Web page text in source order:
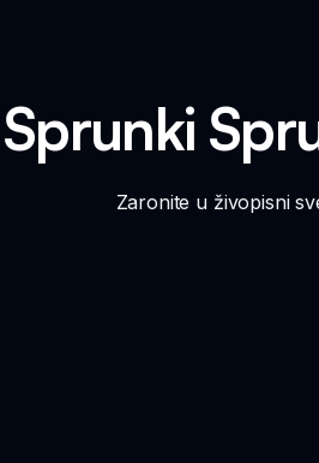
Sprunki
Zaronite u živopisni